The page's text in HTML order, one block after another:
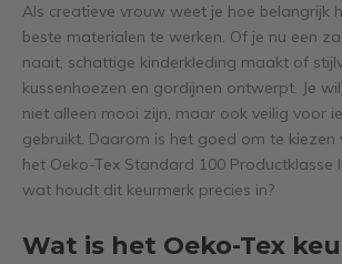
Als creatieve vrouw weet je hoe belangrijk
beste materialen te werken. Of je nu een
naait, schattige kinderkleding maakt of
kussenhoezen en gordijnen ontwerpt. Je
niet alleen mooi zijn, maar ook veilig voor
gebruikt. Daarom is het goed om te
het Oeko-Tex Standard 100 Productklasse
wat houdt dit keurmerk precies in?
Wat is het Oeko-Tex